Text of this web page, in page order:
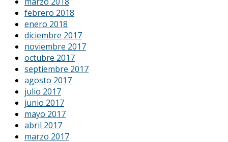
febrero 2018
enero 2018
diciembre 2017
noviembre 2017
octubre 2017
septiembre 2017
agosto 2017
julio 2017
junio 2017
mayo 2017
abril 2017
marzo 2017